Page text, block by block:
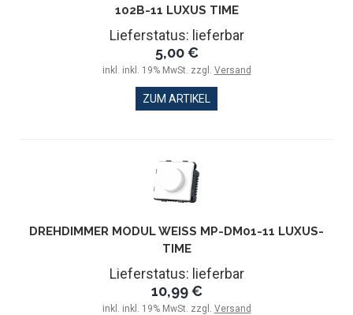
02B-11 LUXUS TIME
Lieferstatus: lieferbar
5,00 €
inkl. inkl. 19% MwSt. zzgl. Versand
ZUM ARTIKEL
DREHDIMMER MODUL WEISS MP-DM01-11 LUXUS-T
IME
Lieferstatus: lieferbar
10,99 €
inkl. inkl. 19% MwSt. zzgl. Versand